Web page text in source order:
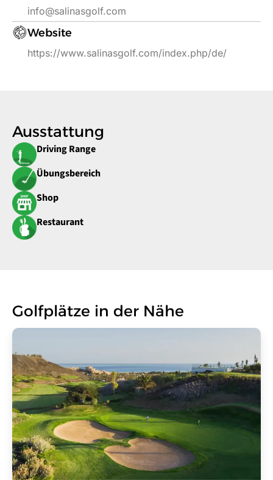
info@salinasgolf.com
Website
https://www.salinasgolf.com/index.php/de/
Ausstattung
Driving Range
Übungsbereich
Shop
Restaurant
Golfplätze in der Nähe